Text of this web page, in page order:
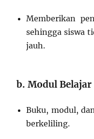
Memberikan
sehingga siswa
jauh.
b. Modul
Buku, modul,
berkeliling.